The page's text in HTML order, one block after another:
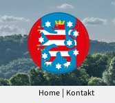
Home | Kontakt